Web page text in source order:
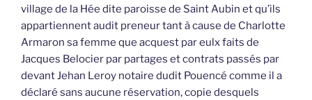
village de la Hée dite paroisse de Saint Aubin et qu’ils
appartiennent audit preneur tant à cause de Charlotte
Armaron sa femme que acquest par eulx faits de
Jacques Belocier par partages et contrats passés par
devant Jehan Leroy notaire dudit Pouencé comme il a
déclaré sans aucune réservation, copie desquels